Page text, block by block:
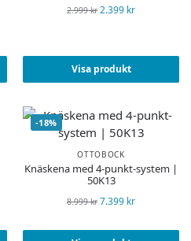
2.999kr 2.399 kr
Visa produkt
-18%
OTTOBOCK
Knäskena med 4-punkt-system |
50K13
8.999kr 7.399 kr